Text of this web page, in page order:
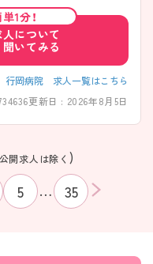
1分！
について
いてみる
岡病院 求人一覧はこちら
更新日 : 2026年8月5日
開求人は除く )
5 … 35